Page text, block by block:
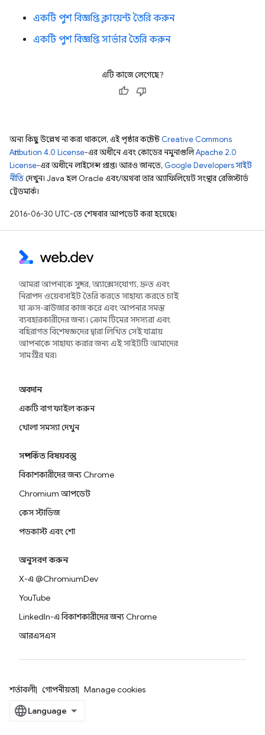
একটি পুশ বিজ্ঞপ্তি ক্লায়েন্ট তৈরি করুন
একটি পুশ বিজ্ঞপ্তি সার্ভার তৈরি করুন
এটি কাজে লেগেছে?
অন্য কিছু উল্লেখ না করা থাকলে, এই পৃষ্ঠার কন্টেন্ট Creative Commons
Attribution 4.0 License-এর অধীনে এবং কোডের নমুনাগুলিApache 2.0
License-এর অধীনে লাইসেন্স প্রাপ্ত। আরও জানতে, Google Developers সাইট
নীতিদেখুন। Java হল Oracle এবং/অথবা তার অ্যাফিলিয়েট সংস্থার রেজিস্টার্ড
ট্রেডমার্ক।
2016-06-30 UTC-তে শেষবার আপডেট করা হয়েছে।
আমরা আপনাকে সুন্দর, অ্যাক্সেসযোগ্য, দ্রুত এবং
নিরাপদ ওয়েবসাইট তৈরি করতে সাহায্য করতে চাই
যা ক্রস-ব্রাউজার কাজ করে এবং আপনার সমস্ত
ব্যবহারকারীদের জন্য। ক্রোম টিমের সদস্যরা এবং
বহিরাগত বিশেষজ্ঞদের দ্বারা লিখিত সেই যাত্রায়
আপনাকে সাহায্য করার জন্য এই সাইটটি আমাদের
সামগ্রীর ঘর৷
অবদান
একটি বাগ ফাইল করুন
খোলা সমস্যা দেখুন
সম্পর্কিত বিষয়বস্তু
বিকাশকারীদের জন্য Chrome
Chromium আপডেট
কেস স্টাডিজ
পডকাস্ট এবং শো
অনুসরণ করুন
X-এ @ChromiumDev
YouTube
LinkedIn-এ বিকাশকারীদের জন্য Chrome
আরএসএস
শর্তাবলী গোপনীয়তা Manage cookies